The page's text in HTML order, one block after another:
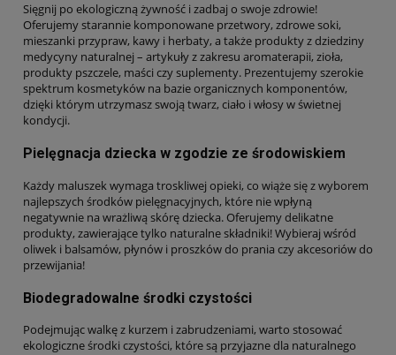
Sięgnij po ekologiczną żywność i zadbaj o swoje zdrowie!
Oferujemy starannie komponowane przetwory, zdrowe soki,
mieszanki przypraw, kawy i herbaty, a także produkty z dziedziny
medycyny naturalnej – artykuły z zakresu aromaterapii, zioła,
produkty pszczele, maści czy suplementy. Prezentujemy szerokie
spektrum kosmetyków na bazie organicznych komponentów,
dzięki którym utrzymasz swoją twarz, ciało i włosy w świetnej
kondycji.
Pielęgnacja dziecka w zgodzie ze środowiskiem
Każdy maluszek wymaga troskliwej opieki, co wiąże się z wyborem
najlepszych środków pielęgnacyjnych, które nie wpłyną
negatywnie na wrażliwą skórę dziecka. Oferujemy delikatne
produkty, zawierające tylko naturalne składniki! Wybieraj wśród
oliwek i balsamów, płynów i proszków do prania czy akcesoriów do
przewijania!
Biodegradowalne środki czystości
Podejmując walkę z kurzem i zabrudzeniami, warto stosować
ekologiczne środki czystości, które są przyjazne dla naturalnego